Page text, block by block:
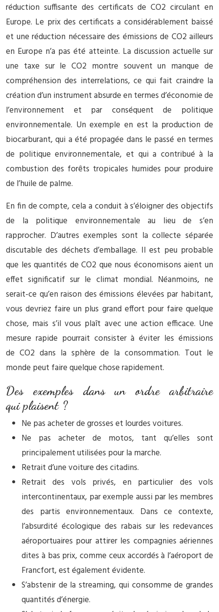
réduction suffisante des certificats de CO2 circulant en
Europe. Le prix des certificats a considérablement baissé
et une réduction nécessaire des émissions de CO2 ailleurs
en Europe n’a pas été atteinte. La discussion actuelle sur
une taxe sur le CO2 montre souvent un manque de
compréhension des interrelations, ce qui fait craindre la
création d’un instrument absurde en termes d’économie de
l’environnement et par conséquent de politique
environnementale. Un exemple en est la production de
biocarburant, qui a été propagée dans le passé en termes
de politique environnementale, et qui a contribué à la
combustion des forêts tropicales humides pour produire
de l’huile de palme.
En fin de compte, cela a conduit à s’éloigner des objectifs
de la politique environnementale au lieu de s’en
rapprocher. D’autres exemples sont la collecte séparée
discutable des déchets d’emballage. Il est peu probable
que les quantités de CO2 que nous économisons aient un
effet significatif sur le climat mondial. Néanmoins, ne
serait-ce qu’en raison des émissions élevées par habitant,
vous devriez faire un plus grand effort pour faire quelque
chose, mais s’il vous plaît avec une action efficace. Une
mesure rapide pourrait consister à éviter les émissions
de CO2 dans la sphère de la consommation. Tout le
monde peut faire quelque chose rapidement.
Des exemples dans un ordre arbitraire
qui plaisent ?
Ne pas acheter de grosses et lourdes voitures.
Ne pas acheter de motos, tant qu’elles sont
principalement utilisées pour la marche.
Retrait d’une voiture des citadins.
Retrait des vols privés, en particulier des vols
intercontinentaux, par exemple aussi par les membres
des partis environnementaux. Dans ce contexte,
l’absurdité écologique des rabais sur les redevances
aéroportuaires pour attirer les compagnies aériennes
dites à bas prix, comme ceux accordés à l’aéroport de
Francfort, est également évidente.
S’abstenir de la streaming, qui consomme de grandes
quantités d’énergie.